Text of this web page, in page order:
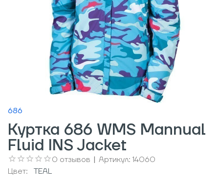
686
Куртка 686 WMS Mannual
Fluid INS Jacket
0 отзывов | Артикул: 14060
Цвет:
TEAL